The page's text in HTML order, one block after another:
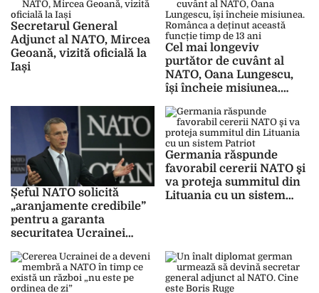
Secretarul General
Adjunct al NATO, Mircea
Geoană, vizită oficială la
Iași
Cel mai longeviv
purtător de cuvânt al
NATO, Oana Lungescu,
își încheie misiunea.
această funcție timp de
13 ani
Șeful NATO solicită
„aranjamente credibile”
pentru a garanta
securitatea Ucrainei
războiului
Germania răspunde
favorabil cererii NATO şi
va proteja summitul din
Lituania cu un sistem